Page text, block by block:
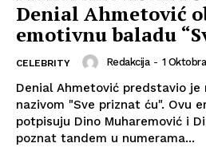
Denial Ahmetović
emotivnu baladu
CELEBRITY Redakcija - 1
Denial Ahmetović predstavio je
nazivom "Sve priznat ću". Ovu emotivnu baladu
potpisuju Dino Muharemović i
poznat tandem u numerama...